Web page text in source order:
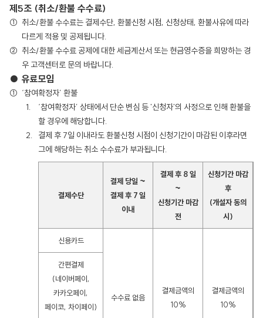
제5조 (취소/환불 수수료)
취소/환불 수수료는 결제수단, 환불신청 시점, 신청상태, 환불사유에 따라
다르게 적용 및 공제됩니다.
취소/환불 수수료 공제에 대한 세금계산서 또는 현금영수증을 희망하는 경
우 고객센터로 문의 바랍니다.
● 유료모임
‘참여확정자’ 환불
‘참여확정자’ 상태에서 단순 변심 등 '신청자'의 사정으로 인해 환불을
할 경우에 해당합니다.
결제 후 7일 이내라도 환불신청 시점이 신청기간이 마감된 이후라면
그에 해당하는 취소 수수료가 부과됩니다.
결제수단
결제 당일 ~
결제 후 7 일
이내
결제 후 8 일
~
신청기간 마감
전
신청기간 마감
후
(개설자 동의
시)
신용카드
수수료 없음
결제금액의
10%
결제금액의
10%
간편결제
(네이버페이,
카카오페이,
페이코, 차이페이)